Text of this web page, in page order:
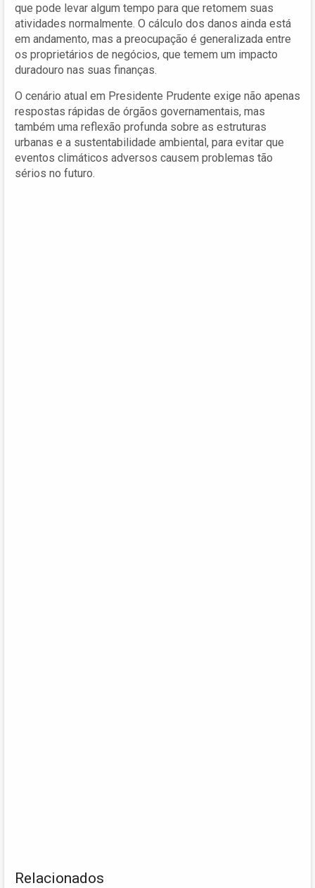
que pode levar algum tempo para que retomem suas
atividades normalmente. O cálculo dos danos ainda está
em andamento, mas a preocupação é generalizada entre
os proprietários de negócios, que temem um impacto
duradouro nas suas finanças.
O cenário atual em Presidente Prudente exige não apenas
respostas rápidas de órgãos governamentais, mas
também uma reflexão profunda sobre as estruturas
urbanas e a sustentabilidade ambiental, para evitar que
eventos climáticos adversos causem problemas tão
sérios no futuro.
Relacionados